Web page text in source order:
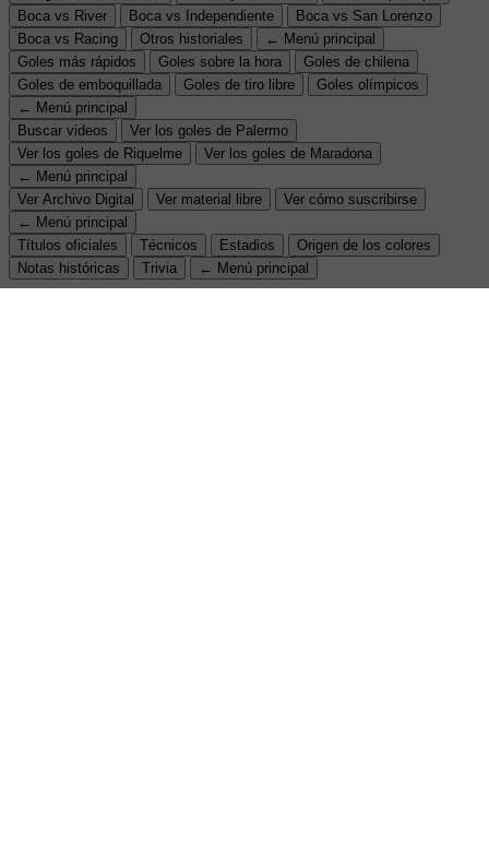
Boca vs River
Boca vs Independiente
Boca vs San Lorenzo
Boca vs Racing
Otros historiales
← Menú principal
Goles más rápidos
Goles sobre la hora
Goles de chilena
Goles de emboquillada
Goles de tiro libre
Goles olímpicos
← Menú principal
Buscar videos
Ver los goles de Palermo
Ver los goles de Riquelme
Ver los goles de Maradona
← Menú principal
Ver Archivo Digital
Ver material libre
Ver cómo suscribirse
← Menú principal
Títulos oficiales
Técnicos Estadios
Origen de los colores
Notas históricas
Trivia ← Menú principal